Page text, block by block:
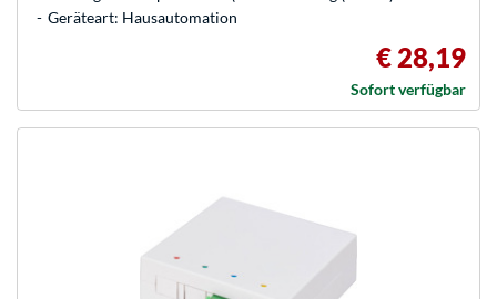
Geräteart: Hausautomation
€ 28,19
Sofort verfügbar